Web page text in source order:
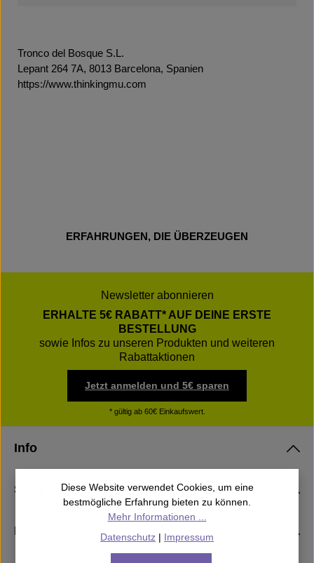
Tronco del Bosque S.L.
Lepant 264 7A, 8013 Barcelona, Spanien
https://www.thinkingmu.com
ERFAHRUNGEN, DIE ÜBERZEUGEN
Newsletter abonnieren
ERHALTE 5€ RABATT* AUF DEINE ERSTE
BESTELLUNG
sowie Infos zu unseren Produkten und weiteren
Rabattaktionen
Jetzt anmelden und 5€ sparen
* gültig ab 60€ Einkaufswert.
Info
Shop
Rechtliches
Diese Website verwendet Cookies, um eine
bestmögliche Erfahrung bieten zu können.
Mehr Informationen ...
Datenschutz | Impressum